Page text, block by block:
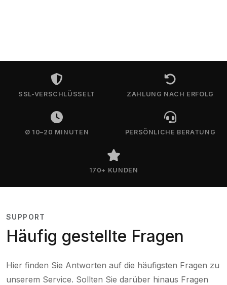
SSL-VERSCHLÜSSELT ZAHLUNG NACH ERFOLG
Ø 10–20 MINUTEN PERSÖNLICHE BERATUNG
170+ KUNDEN
SUPPORT
Häufig gestellte Fragen
Hier finden Sie Antworten auf die häufigsten Fragen zu
unserem Service. Sollten Sie darüber hinaus Fragen